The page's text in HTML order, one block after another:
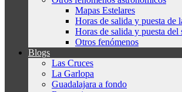
Mapas Estelares
Horas de salida y puesta de
Horas de salida y puesta del
Otros fenómenos
Blogs
Las Cruces
La Garlopa
Guadalajara a fondo